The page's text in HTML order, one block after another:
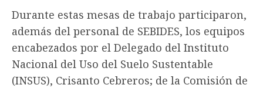
Durante estas mesas de trabajo participaron,
además del personal de SEBIDES, los equipos
encabezados por el Delegado del Instituto
Nacional del Uso del Suelo Sustentable
(INSUS), Crisanto Cebreros; de la Comisión de